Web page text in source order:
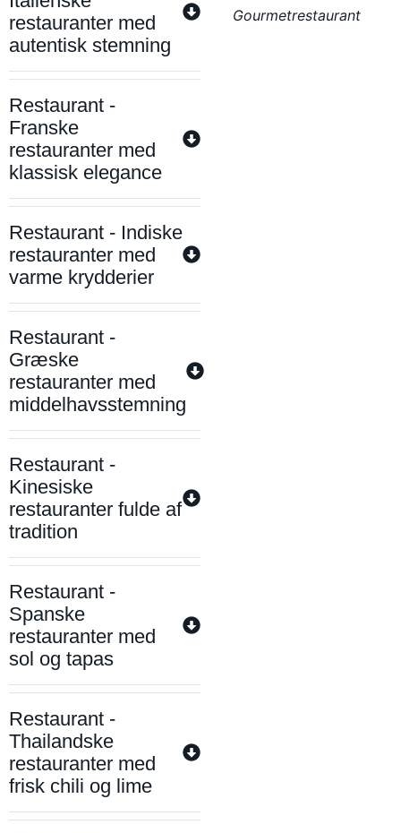
restauranter med
autentisk stemning
Restaurant -
Franske
restauranter med
klassisk elegance
Restaurant - Indiske
restauranter med
varme krydderier
Restaurant -
Græske
restauranter med
middelhavsstemning
Restaurant -
Kinesiske
restauranter fulde af
tradition
Restaurant -
Spanske
restauranter med
sol og tapas
Restaurant -
Thailandske
restauranter med
frisk chili og lime
Gourmetrestaurant